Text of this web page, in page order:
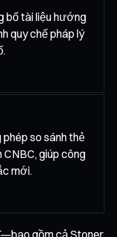
bố tài liệu hướng
quy chế pháp lý
so sánh thẻ
giúp công
mới.
gồm cả Stoner